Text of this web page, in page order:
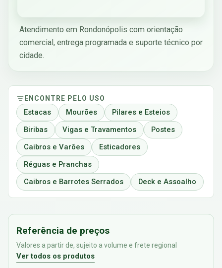
Atendimento em Rondonópolis com orientação
comercial, entrega programada e suporte técnico por
cidade.
ENCONTRE PELO USO
Estacas Mourões
Pilares e Esteios
Biribas
Vigas e Travamentos
Postes
Caibros e Varões
Esticadores
Réguas e Pranchas
Caibros e Barrotes Serrados
Deck e Assoalho
Referência de preços
Valores a partir de, sujeito a volume e frete regional
Ver todos os produtos